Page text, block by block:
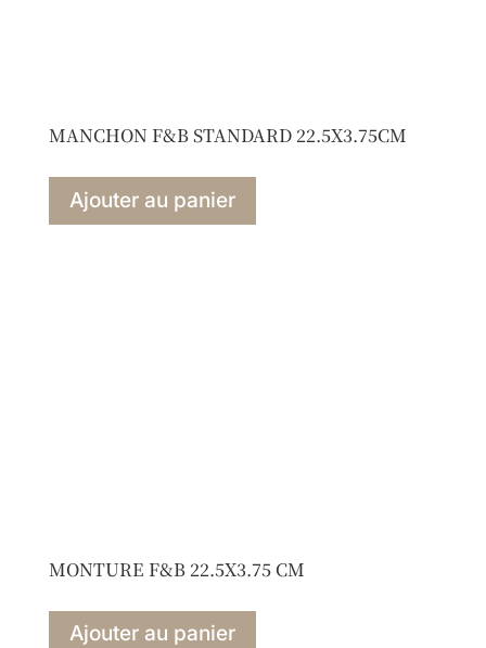
MANCHON F&B STANDARD 22.5X3.75CM
Ajouter au panier
MONTURE F&B 22.5X3.75 CM
Ajouter au panier